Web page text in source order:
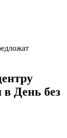
День без